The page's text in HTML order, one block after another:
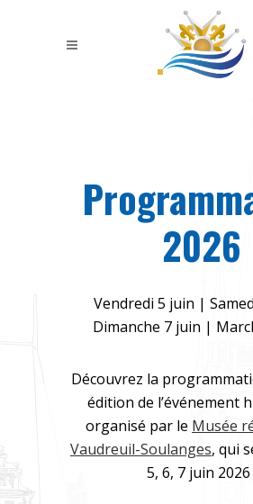
2026
Vendredi 5 juin |
Dimanche 7 juin |
Découvrez la
édition de l’événement
organisé par le Musée
Vaudreuil-Soulanges, qui
5, 6, 7 juin 2026